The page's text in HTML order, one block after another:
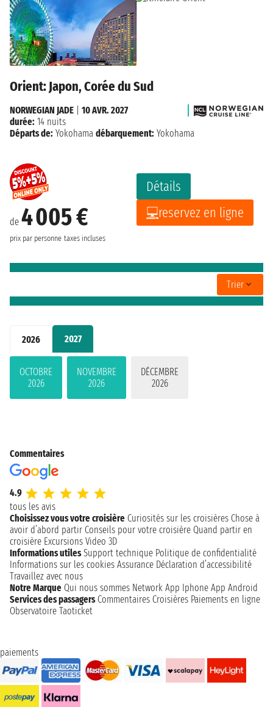
2026 2027
OCTOBRE
2026
NOVEMBRE
2026
DÉCEMBRE
2026
Orient: Japon, Corée du Sud
de 4 005 €
prix par personne taxes incluses
Détails
reservez en ligne
NORWEGIAN JADE
10 AVR. 2027
durée: 14 nuits
Départs de: Yokohama débarquement: Yokohama
Trier
Commentaires
4.9
tous les avis
Choisissez vous votre croisière Curiosités sur les croisières Chose à
avoir d’abord partir Conseils pour votre croisière Quand partir en
croisière Excursions Video 3D
Informations utiles Support technique Politique de confidentialité
Informations sur les cookies Assurance Déclaration d’accessibilité
Travaillez avec nous
Notre Marque Qui nous sommes Network App Iphone App Android
Services des passagers Commentaires Croisières Paiements en ligne
Observatoire Taoticket
paiements